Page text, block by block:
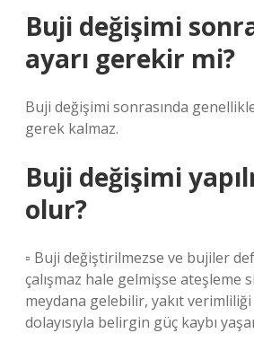
Buji değişimi
ayarı gerekir mi?
Buji değişimi sonrasında
gerek kalmaz.
Buji değişimi
olur?
▫ Buji değiştirilmezse ve bujiler
çalışmaz hale gelmişse ateşleme
meydana gelebilir, yakıt
dolayısıyla belirgin güç kaybı